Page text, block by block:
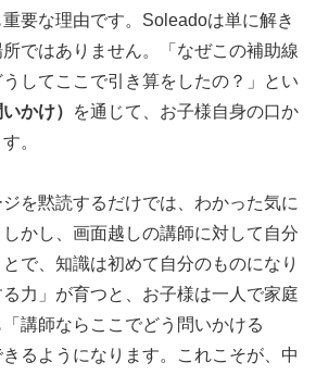
要な理由です。Soleadoは単に解き
ではありません。「なぜこの補助線
してここで引き算をしたの？」とい
かけ）
を通じて、お子様自身の口か
。
を黙読するだけでは、わかった気に
かし、画面越しの講師に対して自分
で、知識は初めて自分のものになり
力」が育つと、お子様は一人で家庭
講師ならここでどう問いかける
るようになります。これこそが、中